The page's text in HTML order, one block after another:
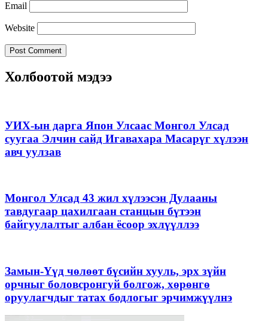
Email
Website
Холбоотой мэдээ
УИХ-ын дарга Япон Улсаас Монгол Улсад
суугаа Элчин сайд Игавахара Масарүг хүлээн
авч уулзав
Монгол Улсад 43 жил хүлээсэн Дулааны
тавдугаар цахилгаан станцын бүтээн
байгуулалтыг албан ёсоор эхлүүллээ
Замын-Үүд чөлөөт бүсийн хууль, эрх зүйн
орчныг боловсронгуй болгож, хөрөнгө
оруулагчдыг татах бодлогыг эрчимжүүлнэ